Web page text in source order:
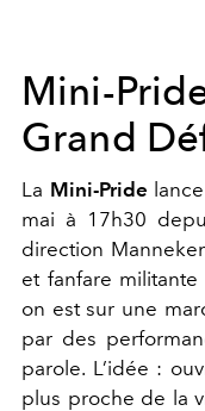
Mini-
Grand
La Mini-Pride
mai à 17h30
direction
et fanfare
on est sur une
par des
parole. L’idée :
plus proche de la